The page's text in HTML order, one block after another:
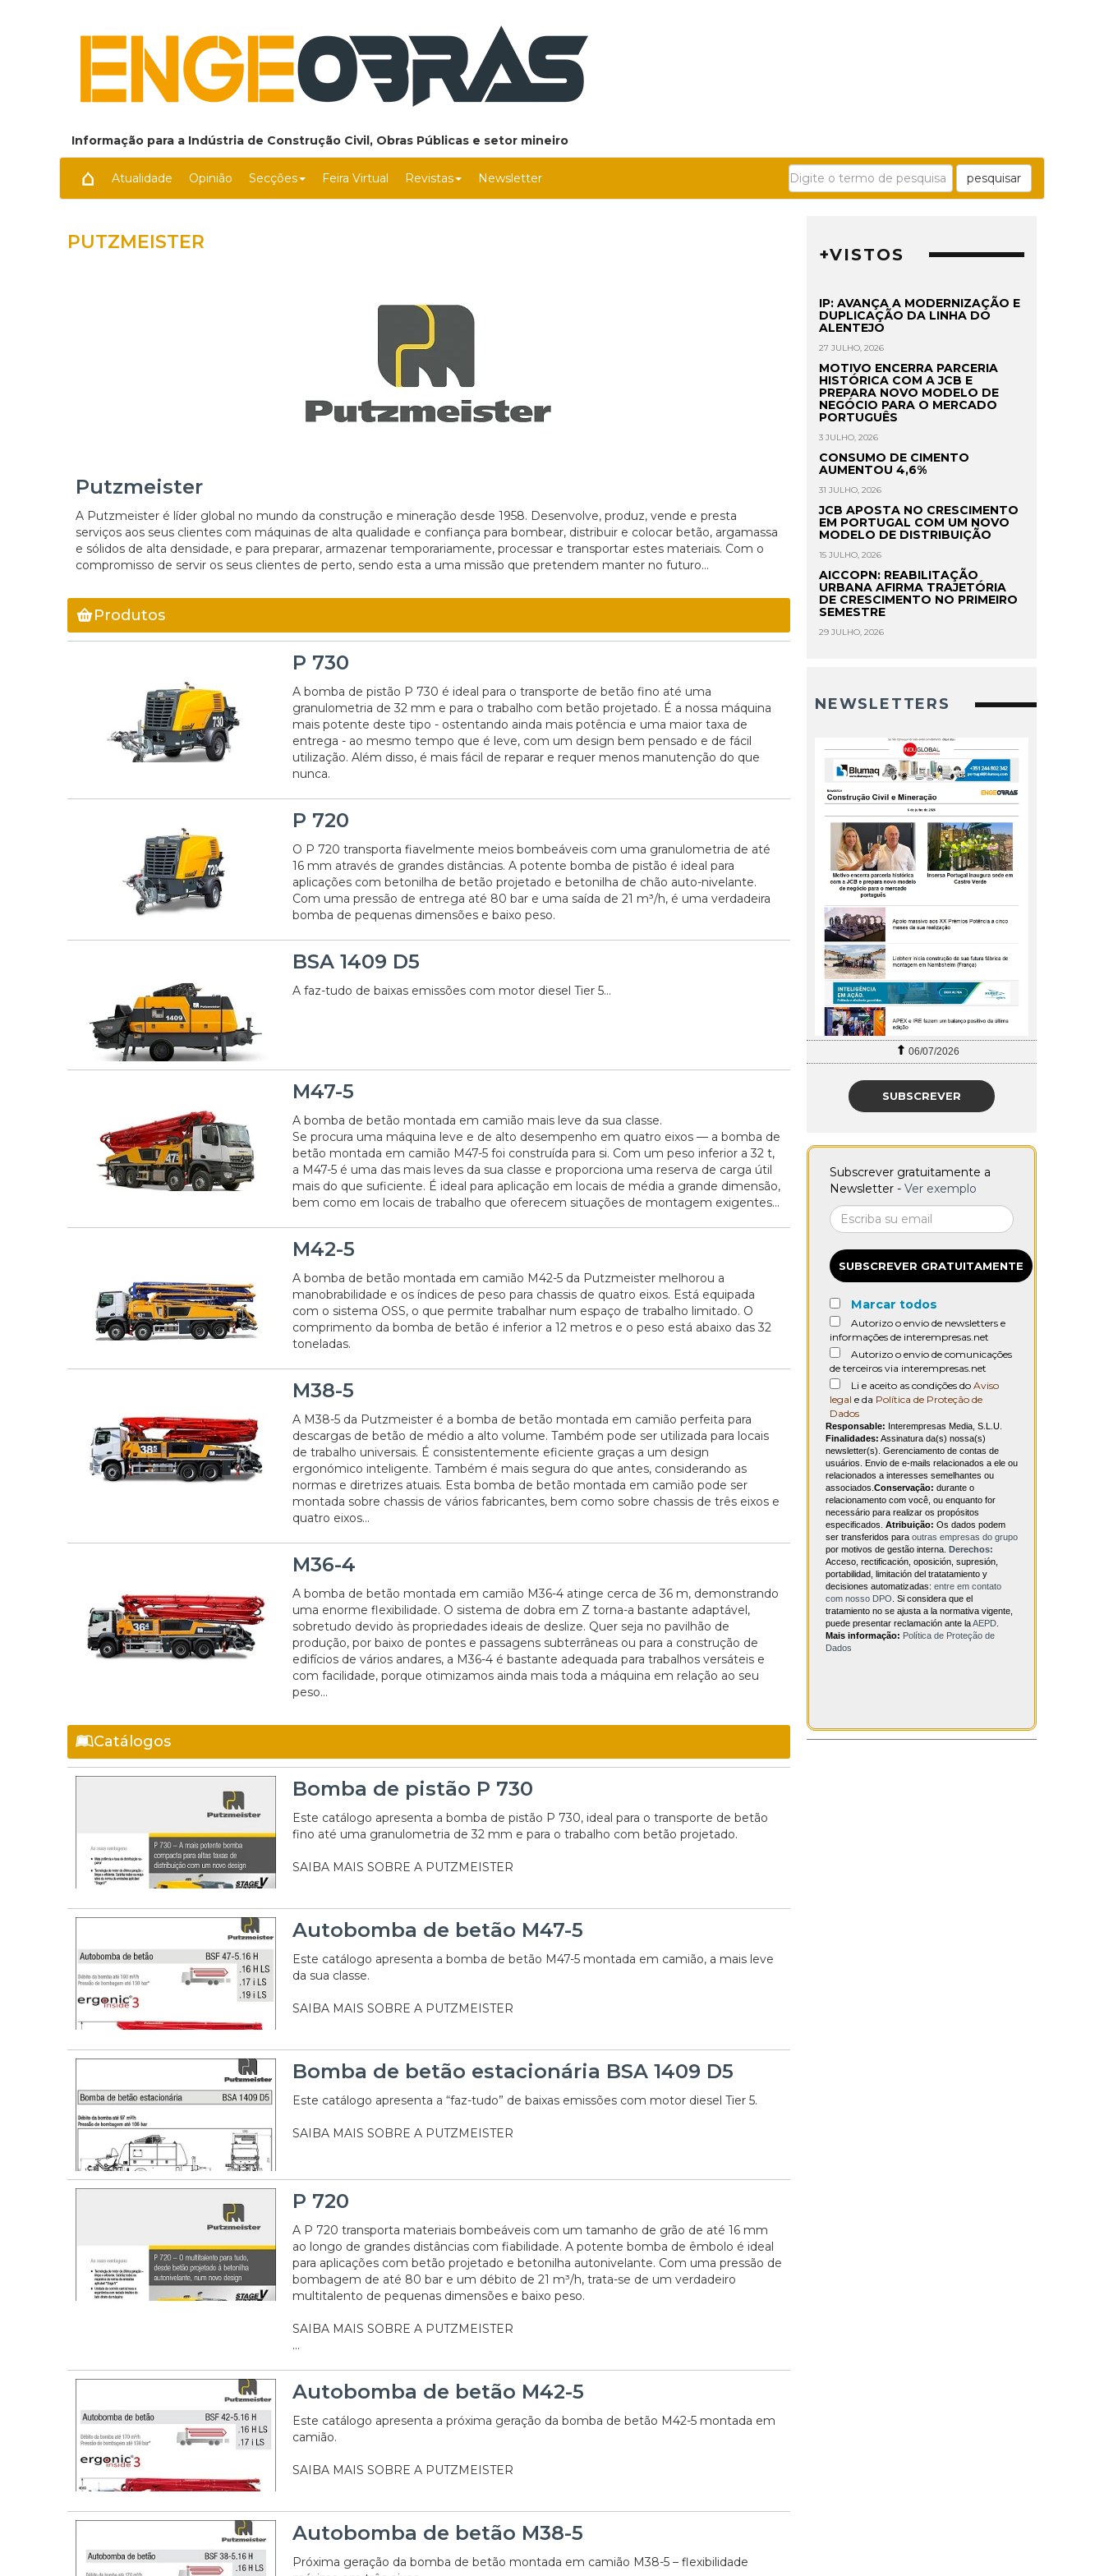
Informação para a Indústria de Construção Civil, Obras Públicas e setor mineiro
Atualidade Opinião Secções Feira Virtual Revistas Newsletter pesquisar
PUTZMEISTER
Putzmeister
A Putzmeister é líder global no mundo da construção e mineração desde 1958. Desenvolve, produz, vende e presta
serviços aos seus clientes com máquinas de alta qualidade e confiança para bombear, distribuir e colocar betão, argamassa
e sólidos de alta densidade, e para preparar, armazenar temporariamente, processar e transportar estes materiais. Com o
compromisso de servir os seus clientes de perto, sendo esta a uma missão que pretendem manter no futuro...
Produtos
P 730
A bomba de pistão P 730 é ideal para o transporte de betão fino até uma
granulometria de 32 mm e para o trabalho com betão projetado. É a nossa máquina
mais potente deste tipo - ostentando ainda mais potência e uma maior taxa de
entrega - ao mesmo tempo que é leve, com um design bem pensado e de fácil
utilização. Além disso, é mais fácil de reparar e requer menos manutenção do que
nunca.
P 720
O P 720 transporta fiavelmente meios bombeáveis com uma granulometria de até
16 mm através de grandes distâncias. A potente bomba de pistão é ideal para
aplicações com betonilha de betão projetado e betonilha de chão auto-nivelante.
Com uma pressão de entrega até 80 bar e uma saída de 21 m³/h, é uma verdadeira
bomba de pequenas dimensões e baixo peso.
BSA 1409 D5
A faz-tudo de baixas emissões com motor diesel Tier 5...
M47-5
A bomba de betão montada em camião mais leve da sua classe.
Se procura uma máquina leve e de alto desempenho em quatro eixos — a bomba de
betão montada em camião M47-5 foi construída para si. Com um peso inferior a 32 t,
a M47-5 é uma das mais leves da sua classe e proporciona uma reserva de carga útil
mais do que suficiente. É ideal para aplicação em locais de média a grande dimensão,
bem como em locais de trabalho que oferecem situações de montagem exigentes...
M42-5
A bomba de betão montada em camião M42-5 da Putzmeister melhorou a
manobrabilidade e os índices de peso para chassis de quatro eixos. Está equipada
com o sistema OSS, o que permite trabalhar num espaço de trabalho limitado. O
comprimento da bomba de betão é inferior a 12 metros e o peso está abaixo das 32
toneladas.
M38-5
A M38-5 da Putzmeister é a bomba de betão montada em camião perfeita para
descargas de betão de médio a alto volume. Também pode ser utilizada para locais
de trabalho universais. É consistentemente eficiente graças a um design
ergonómico inteligente. Também é mais segura do que antes, considerando as
normas e diretrizes atuais. Esta bomba de betão montada em camião pode ser
montada sobre chassis de vários fabricantes, bem como sobre chassis de três eixos e
quatro eixos...
M36-4
A bomba de betão montada em camião M36-4 atinge cerca de 36 m, demonstrando
uma enorme flexibilidade. O sistema de dobra em Z torna-a bastante adaptável,
sobretudo devido às propriedades ideais de deslize. Quer seja no pavilhão de
produção, por baixo de pontes e passagens subterrâneas ou para a construção de
edifícios de vários andares, a M36-4 é bastante adequada para trabalhos versáteis e
com facilidade, porque otimizamos ainda mais toda a máquina em relação ao seu
peso...
Catálogos
Bomba de pistão P 730
Este catálogo apresenta a bomba de pistão P 730, ideal para o transporte de betão
fino até uma granulometria de 32 mm e para o trabalho com betão projetado.
SAIBA MAIS SOBRE A PUTZMEISTER
Autobomba de betão M47-5
Este catálogo apresenta a bomba de betão M47-5 montada em camião, a mais leve
da sua classe.
SAIBA MAIS SOBRE A PUTZMEISTER
Bomba de betão estacionária BSA 1409 D5
Este catálogo apresenta a “faz-tudo” de baixas emissões com motor diesel Tier 5.
SAIBA MAIS SOBRE A PUTZMEISTER
P 720
A P 720 transporta materiais bombeáveis com um tamanho de grão de até 16 mm
ao longo de grandes distâncias com fiabilidade. A potente bomba de êmbolo é ideal
para aplicações com betão projetado e betonilha autonivelante. Com uma pressão de
bombagem de até 80 bar e um débito de 21 m³/h, trata-se de um verdadeiro
multitalento de pequenas dimensões e baixo peso.
SAIBA MAIS SOBRE A PUTZMEISTER
...
Autobomba de betão M42-5
Este catálogo apresenta a próxima geração da bomba de betão M42-5 montada em
camião.
SAIBA MAIS SOBRE A PUTZMEISTER
Autobomba de betão M38-5
Próxima geração da bomba de betão montada em camião M38-5 – flexibilidade
+VISTOS
IP: AVANÇA A MODERNIZAÇÃO E
DUPLICAÇÃO DA LINHA DO
ALENTEJO
27 JULHO, 2026
MOTIVO ENCERRA PARCERIA
HISTÓRICA COM A JCB E
PREPARA NOVO MODELO DE
NEGÓCIO PARA O MERCADO
PORTUGUÊS
3 JULHO, 2026
CONSUMO DE CIMENTO
AUMENTOU 4,6%
31 JULHO, 2026
JCB APOSTA NO CRESCIMENTO
EM PORTUGAL COM UM NOVO
MODELO DE DISTRIBUIÇÃO
15 JULHO, 2026
AICCOPN: REABILITAÇÃO
URBANA AFIRMA TRAJETÓRIA
DE CRESCIMENTO NO PRIMEIRO
SEMESTRE
29 JULHO, 2026
NEWSLETTERS
06/07/2026
SUBSCREVER
Subscrever gratuitamente a
Newsletter - Ver exemplo
SUBSCREVER GRATUITAMENTE
Marcar todos
Autorizo o envio de newsletters e
informações de interempresas.net
Autorizo o envio de comunicações
de terceiros via interempresas.net
Li e aceito as condições do Aviso
legal e da Política de Proteção de
Dados
Responsable: Interempresas Media, S.L.U.
Finalidades: Assinatura da(s) nossa(s)
newsletter(s). Gerenciamento de contas de
usuários. Envio de e-mails relacionados a ele ou
relacionados a interesses semelhantes ou
associados. Conservação: durante o
relacionamento com você, ou enquanto for
necessário para realizar os propósitos
especificados. Atribuição: Os dados podem
ser transferidos para outras empresas do grupo
por motivos de gestão interna. Derechos:
Acceso, rectificación, oposición, supresión,
portabilidad, limitación del tratatamiento y
decisiones automatizadas: entre em contato
com nosso DPO . Si considera que el
tratamiento no se ajusta a la normativa vigente,
puede presentar reclamación ante laAEPD
Mais informação: Política de Proteção de
Dados